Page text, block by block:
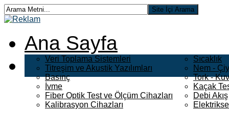
Ana Sayfa
Veri Toplama Sistemleri
Titreşim ve Akustik Yazılımları
Basınç
İvme
Fiber Optik Test ve Ölçüm Cihazları
Kalibrasyon Cihazları
Sıcaklık
Nem -
Tork -
Kaçak
Debi Akış